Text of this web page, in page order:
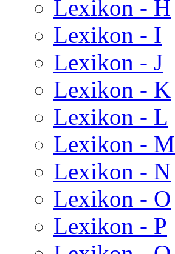
Lexikon - H
Lexikon - I
Lexikon - J
Lexikon - K
Lexikon - L
Lexikon - M
Lexikon - N
Lexikon - O
Lexikon - P